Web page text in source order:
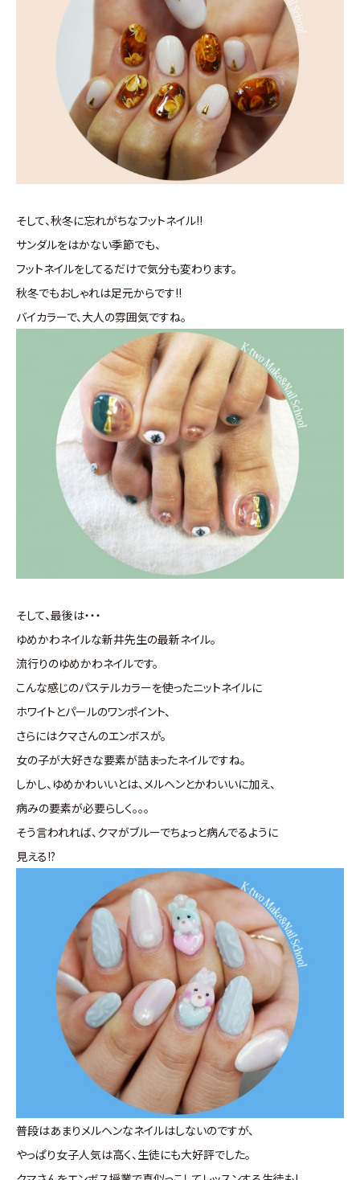
そして、秋冬に忘れがちなフットネイル!!
サンダルをはかない季節でも、
フットネイルをしてるだけで気分も変わります。
秋冬でもおしゃれは足元からです!!
バイカラーで、大人の雰囲気ですね。
そして、最後は・・・
ゆめかわネイルな新井先生の最新ネイル。
流行りのゆめかわネイルです。
こんな感じのパステルカラーを使ったニットネイルに
ホワイトとパールのワンポイント、
さらにはクマさんのエンボスが。
女の子が大好きな要素が詰まったネイルですね。
しかし、ゆめかわいいとは、メルヘンとかわいいに加え、
病みの要素が必要らしく。。。
そう言われれば、クマがブルーでちょっと病んでるように
見える!?
普段はあまりメルヘンなネイルはしないのですが、
やっぱり女子人気は高く、生徒にも大好評でした。